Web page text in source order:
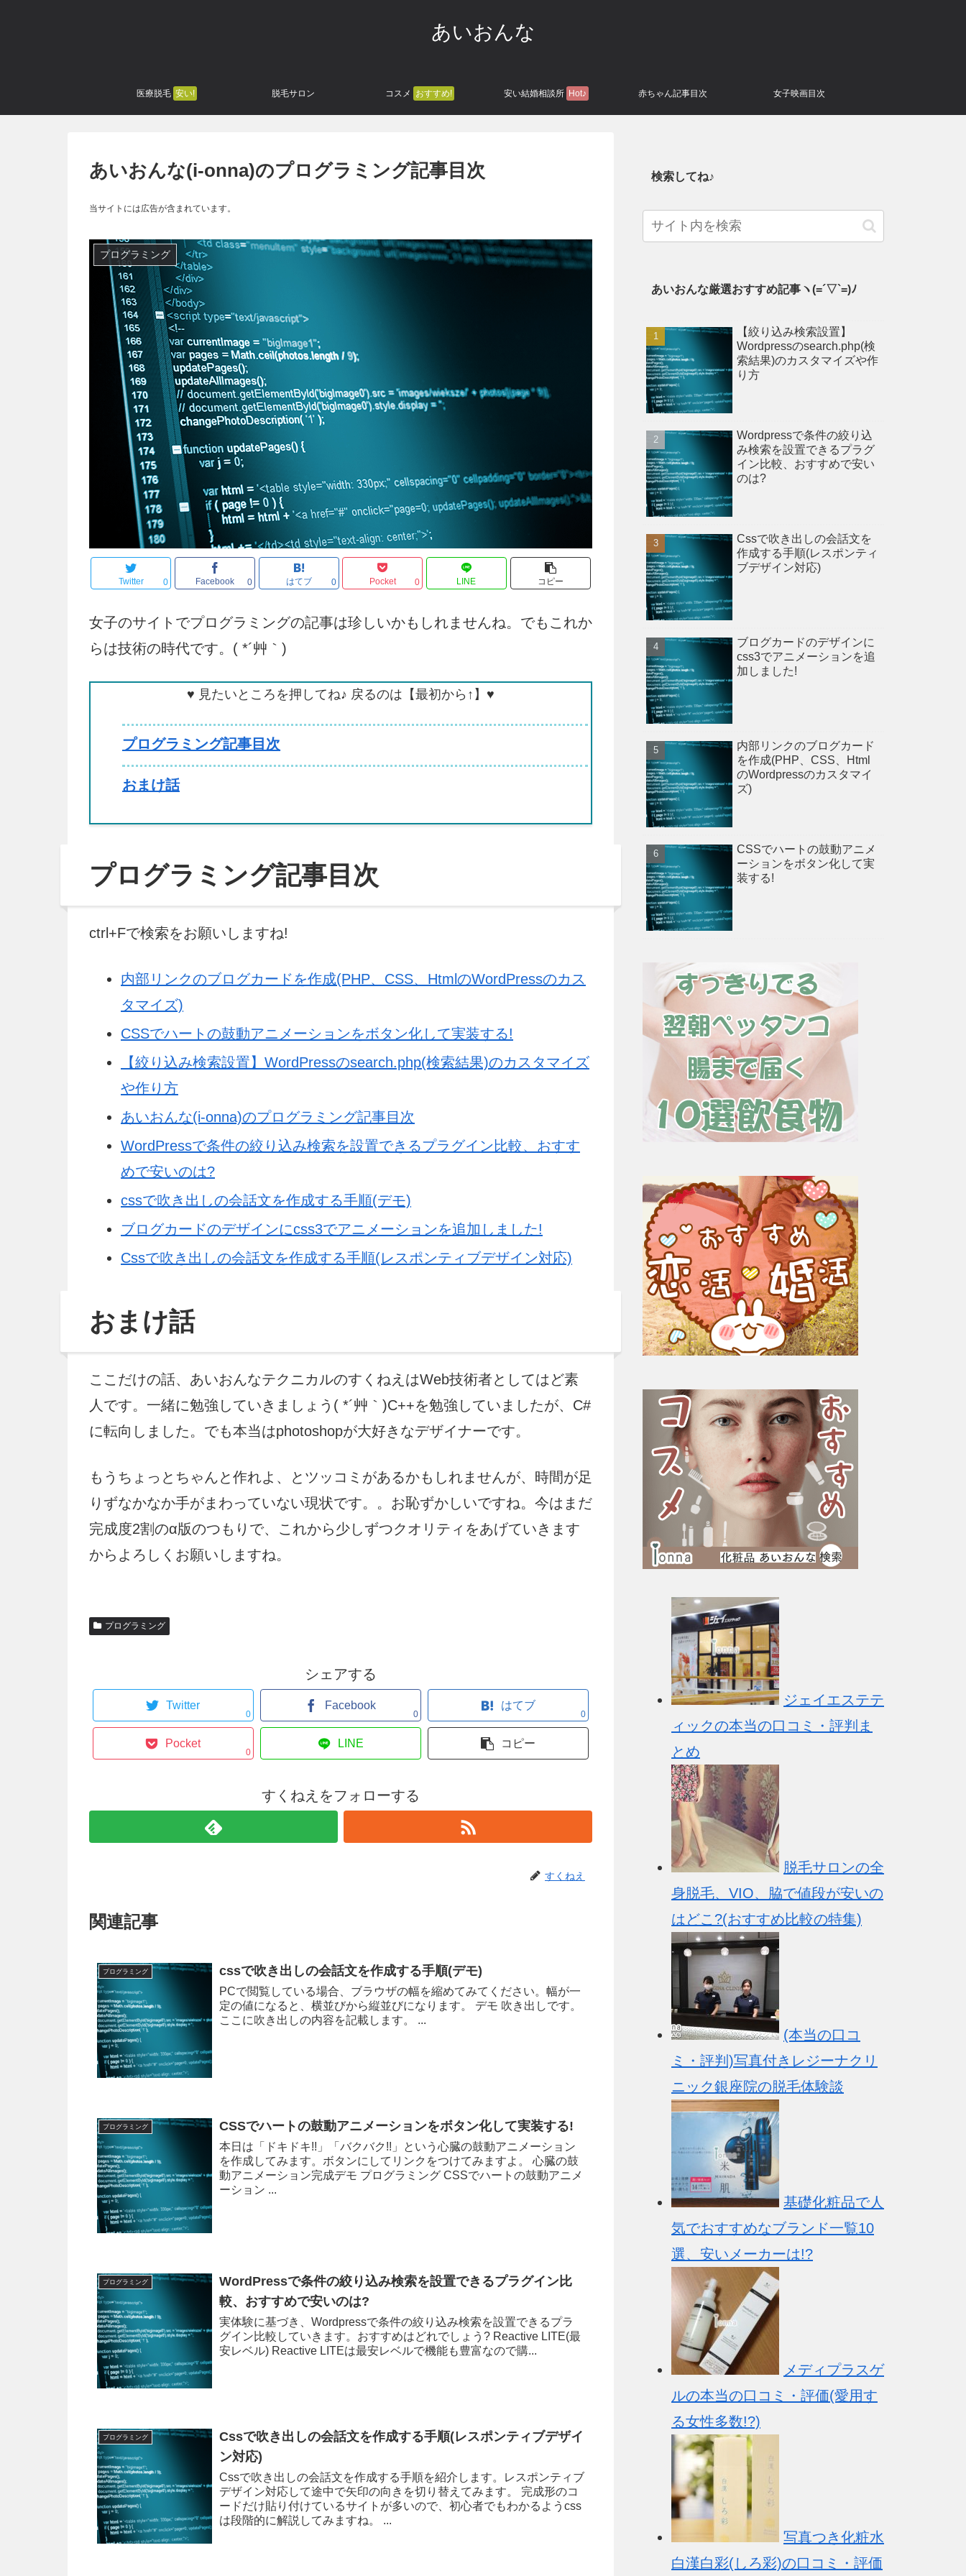
あいおんな
医療脱毛 安い! 脱毛サロン コスメ おすすめ! 安い結婚相談所 Hot♪ 赤ちゃん記事目次 女子映画目次
あいおんな(i-onna)のプログラミング記事目次
当サイトには広告が含まれています。
プログラミング
Twitter 0 Facebook 0 はてブ 0 Pocket 0 LINE コピー
女子のサイトでプログラミングの記事は珍しいかもしれませんね。でもこれか
らは技術の時代です。( *´艸｀)
♥ 見たいところを押してね♪ 戻るのは【最初から↑】♥
プログラミング記事目次
おまけ話
プログラミング記事目次
ctrl+Fで検索をお願いしますね!
内部リンクのブログカードを作成(PHP、CSS、HtmlのWordPressのカス
タマイズ)
CSSでハートの鼓動アニメーションをボタン化して実装する!
【絞り込み検索設置】WordPressのsearch.php(検索結果)のカスタマイズ
や作り方
あいおんな(i-onna)のプログラミング記事目次
WordPressで条件の絞り込み検索を設置できるプラグイン比較、おすす
めで安いのは?
cssで吹き出しの会話文を作成する手順(デモ)
ブログカードのデザインにcss3でアニメーションを追加しました!
Cssで吹き出しの会話文を作成する手順(レスポンティブデザイン対応)
おまけ話
ここだけの話、あいおんなテクニカルのすくねえはWeb技術者としてはど素
人です。一緒に勉強していきましょう( *´艸｀)C++を勉強していましたが、C#
に転向しました。でも本当はphotoshopが大好きなデザイナーです。
もうちょっとちゃんと作れよ、とツッコミがあるかもしれませんが、時間が足
りずなかなか手がまわっていない現状です。。お恥ずかしいですね。今はまだ
完成度2割のα版のつもりで、これから少しずつクオリティをあげていきます
からよろしくお願いしますね。
プログラミング
シェアする
Twitter
0
Facebook
0
はてブ
0
Pocket
0
LINE コピー
すくねえをフォローする
すくねえ
関連記事
プログラミング cssで吹き出しの会話文を作成する手順(デモ)
PCで閲覧している場合、ブラウザの幅を縮めてみてください。幅が一
定の値になると、横並びから縦並びになります。 デモ 吹き出しです。
ここに吹き出しの内容を記載します。 ...
プログラミング CSSでハートの鼓動アニメーションをボタン化して実装する!
本日は「ドキドキ!!」「バクバク!!」という心臓の鼓動アニメーション
を作成してみます。ボタンにしてリンクをつけてみますよ。 心臓の鼓
動アニメーション完成デモ プログラミング CSSでハートの鼓動アニメ
ーション ...
プログラミング
WordPressで条件の絞り込み検索を設置できるプラグイン比
較、おすすめで安いのは?
実体験に基づき、Wordpressで条件の絞り込み検索を設置できるプラ
グイン比較していきます。おすすめはどれでしょう? Reactive LITE(最
安レベル) Reactive LITEは最安レベルで機能も豊富なので購...
プログラミング
Cssで吹き出しの会話文を作成する手順(レスポンティブデザイ
ン対応)
Cssで吹き出しの会話文を作成する手順を紹介します。レスポンティブ
デザイン対応して途中で矢印の向きを切り替えてみます。 完成形のコ
ードだけ貼り付けているサイトが多いので、初心者でもわかるようcss
は段階的に解説してみますね。 ...
検索してね♪
あいおんな厳選おすすめ記事ヽ(=´▽`=)ﾉ
【絞り込み検索設置】
Wordpressのsearch.php(検
索結果)のカスタマイズや作
り方
Wordpressで条件の絞り込
み検索を設置できるプラグ
イン比較、おすすめで安い
のは?
Cssで吹き出しの会話文を
作成する手順(レスポンティ
ブデザイン対応)
ブログカードのデザインに
css3でアニメーションを追
加しました!
内部リンクのブログカード
を作成(PHP、CSS、Html
のWordpressのカスタマイ
ズ)
CSSでハートの鼓動アニメ
ーションをボタン化して実
装する!
ジェイエステテ
ィックの本当の口コミ・評判ま
とめ
脱毛サロンの全
身脱毛、VIO、脇で値段が安いの
はどこ?(おすすめ比較の特集)
(本当の口コ
ミ・評判)写真付きレジーナクリ
ニック銀座院の脱毛体験談
基礎化粧品で人
気でおすすめなブランド一覧10
選、安いメーカーは!?
メディプラスゲ
ルの本当の口コミ・評価(愛用す
る女性多数!?)
写真つき化粧水
白漢白彩(しろ彩)の口コミ・評価